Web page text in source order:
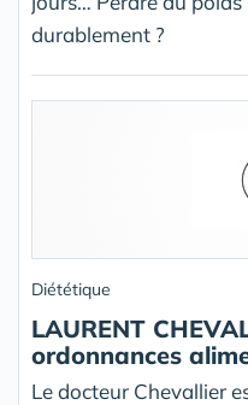
durablement ?
Diététique
LAURENT
ordonnances
Le docteur Chevallier